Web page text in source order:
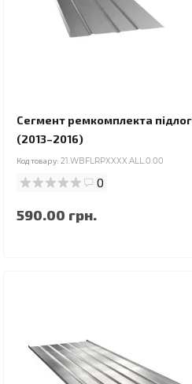
Сегмент ремкомплекта
(2013–2016)
Код товару: 21.WBFLRPXXXX.ALL.0.00
0
590.00 грн.